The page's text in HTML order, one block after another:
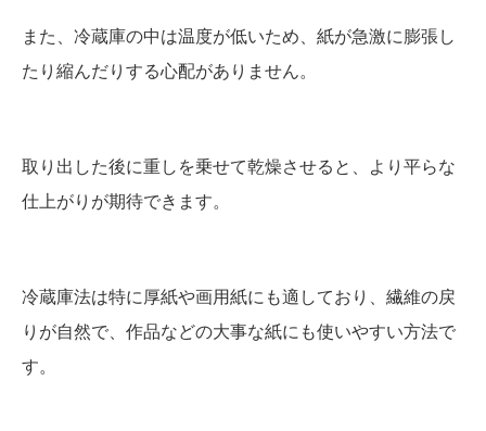
また、冷蔵庫の中は温度が低いため、紙が急激に膨張し
たり縮んだりする心配がありません。
取り出した後に重しを乗せて乾燥させると、より平らな
仕上がりが期待できます。
冷蔵庫法は特に厚紙や画用紙にも適しており、繊維の戻
りが自然で、作品などの大事な紙にも使いやすい方法で
す。